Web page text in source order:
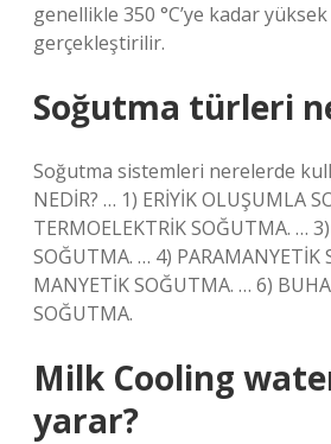
genellikle 350 °C’ye kadar yüksek
gerçekleştirilir.
Soğutma türleri
Soğutma sistemleri nerelerde
NEDİR? … 1) ERİYİK OLUŞUMLA
TERMOELEKTRİK SOĞUTMA. …
SOĞUTMA. … 4) PARAMANYETİK
MANYETİK SOĞUTMA. … 6)
SOĞUTMA.
Milk Cooling
yarar?